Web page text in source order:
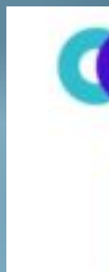
содержимому